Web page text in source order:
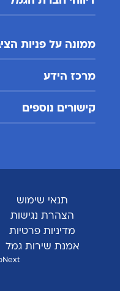
ממונה על פניות
מרכז הידע
קישורים נוספים
תנאי שימוש
הצהרת נגישות
מדיניות פרטיות
אמנת שירות גמל